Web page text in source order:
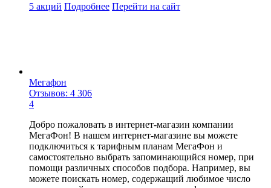
5 акций Подробнее Перейти на сайт
Мегафон
Отзывов: 4 306
4
Добро пожаловать в интернет-магазин компании
МегаФон! В нашем интернет-магазине вы можете
подключиться к тарифным планам МегаФон и
самостоятельно выбрать запоминающийся номер, при
помощи различных способов подбора. Например, вы
можете поискать номер, содержащий любимое число